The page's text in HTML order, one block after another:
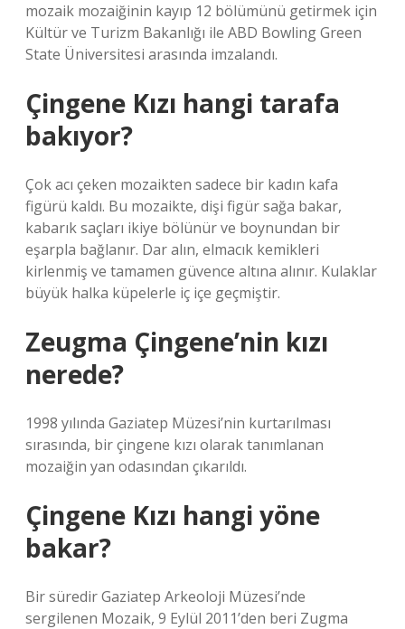
mozaik mozaiğinin kayıp 12 bölümünü getirmek için
Kültür ve Turizm Bakanlığı ile ABD Bowling Green
State Üniversitesi arasında imzalandı.
Çingene Kızı hangi tarafa
bakıyor?
Çok acı çeken mozaikten sadece bir kadın kafa
figürü kaldı. Bu mozaikte, dişi figür sağa bakar,
kabarık saçları ikiye bölünür ve boynundan bir
eşarpla bağlanır. Dar alın, elmacık kemikleri
kirlenmiş ve tamamen güvence altına alınır. Kulaklar
büyük halka küpelerle iç içe geçmiştir.
Zeugma Çingene’nin kızı
nerede?
1998 yılında Gaziatep Müzesi’nin kurtarılması
sırasında, bir çingene kızı olarak tanımlanan
mozaiğin yan odasından çıkarıldı.
Çingene Kızı hangi yöne
bakar?
Bir süredir Gaziatep Arkeoloji Müzesi’nde
sergilenen Mozaik, 9 Eylül 2011’den beri Zugma